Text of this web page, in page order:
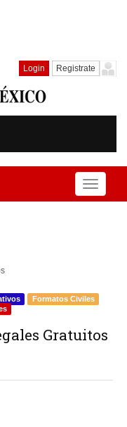
Login Registrate
Toggle
Formatos Civiles
Gratuitos